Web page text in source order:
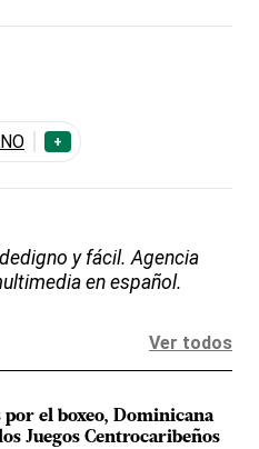
+
y fácil. Agencia
en español.
Ver todos
por el boxeo, Dominicana
Juegos Centrocaribeños